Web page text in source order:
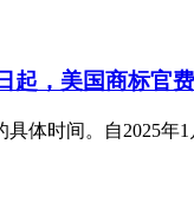
起，美国商标官
体时间。自2025年